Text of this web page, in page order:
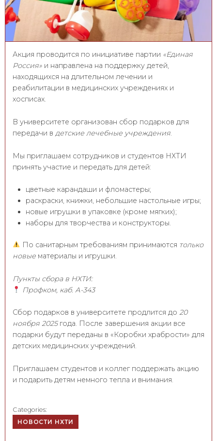
Акция проводится по инициативе партии «Единая
Россия» и направлена на поддержку детей,
находящихся на длительном лечении и
реабилитации в медицинских учреждениях и
хосписах.
В университете организован сбор подарков для
передачи в детские лечебные учреждения.
Мы приглашаем сотрудников и студентов НХТИ
принять участие и передать для детей:
цветные карандаши и фломастеры;
раскраски, книжки, небольшие настольные игры;
новые игрушки в упаковке (кроме мягких);
наборы для творчества и конструкторы.
По санитарным требованиям принимаются только
новые материалы и игрушки.
Пункты сбора в НХТИ:
Профком, каб. А-343
Сбор подарков в университете продлится до 20
ноября 2025года. После завершения акции все
подарки будут переданы в «Коробки храбрости» для
детских медицинских учреждений.
Приглашаем студентов и коллег поддержать акцию
и подарить детям немного тепла и внимания.
Categories:
НОВОСТИ НХТИ